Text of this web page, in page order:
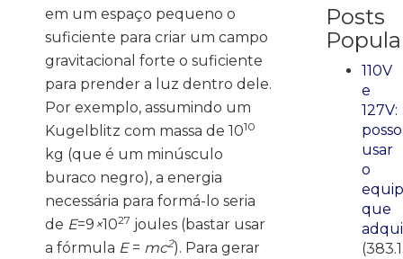
em um espaço pequeno o
suficiente para criar um campo
gravitacional forte o suficiente
para prender a luz dentro dele.
Por exemplo, assumindo um
Kugelblitz com massa de 1010
kg (que é um minúsculo
buraco negro), a energia
necessária para formá-lo seria
de E=9 ×1027 joules (bastar usar
a fórmula E= mc2). Para gerar
Posts
110V
e
127V:
posso
usar
o
que